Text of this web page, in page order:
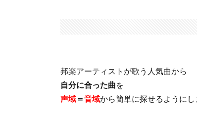
邦楽アーティストが歌う人気曲から
自分に合った曲を
声域＝音域から簡単に探せるようにし